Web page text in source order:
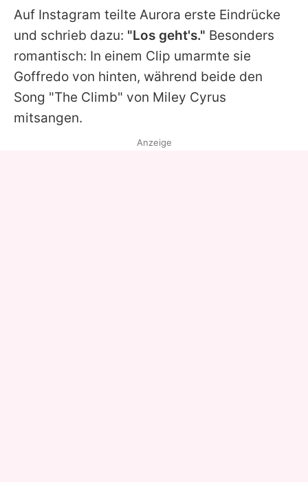
Auf Instagram teilte Aurora erste Eindrücke
und schrieb dazu: "Los geht's." Besonders
romantisch: In einem Clip umarmte sie
Goffredo von hinten, während beide den
Song "The Climb" von Miley Cyrus
mitsangen.
Anzeige